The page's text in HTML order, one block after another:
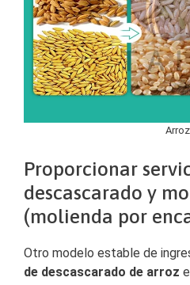
Arroz
Proporcionar
descascarado y
(molienda por
Otro modelo estable de
de descascarado de arroz